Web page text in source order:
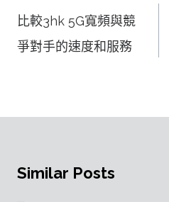
章
覽
比較3hk 5G寬頻與競
爭對手的速度和服務
Similar Posts